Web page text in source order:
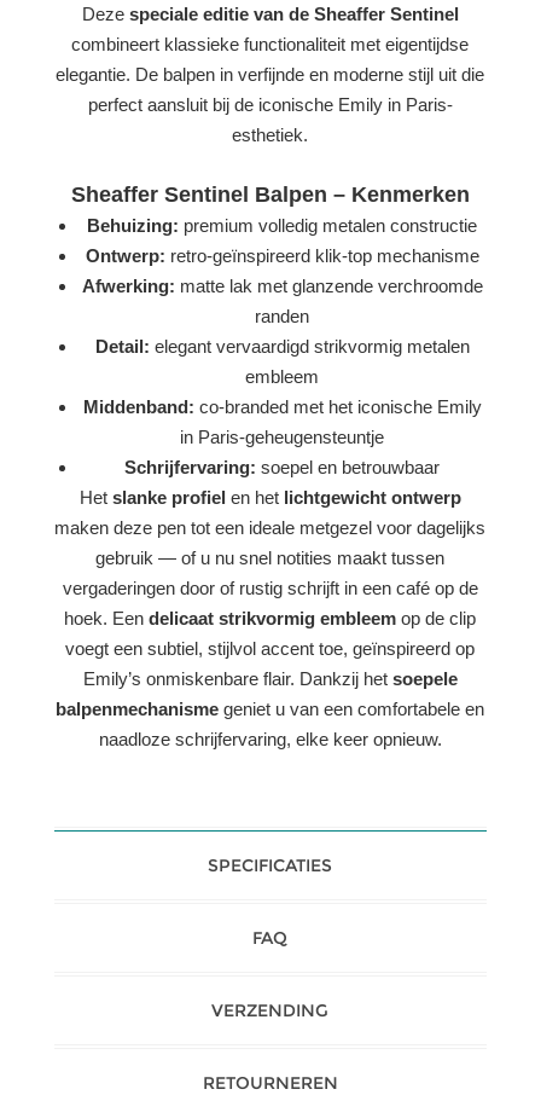
Deze speciale editie van de Sheaffer Sentinel
combineert klassieke functionaliteit met eigentijdse
elegantie. De balpen in verfijnde en moderne stijl uit die
perfect aansluit bij de iconische Emily in Paris-
esthetiek.
Sheaffer Sentinel Balpen – Kenmerken
Behuizing: premium volledig metalen constructie
Ontwerp: retro-geïnspireerd klik-top mechanisme
Afwerking: matte lak met glanzende verchroomde
randen
Detail: elegant vervaardigd strikvormig metalen
embleem
Middenband: co-branded met het iconische Emily
in Paris-geheugensteuntje
Schrijfervaring: soepel en betrouwbaar
Het slanke profiel en het lichtgewicht ontwerp
maken deze pen tot een ideale metgezel voor dagelijks
gebruik — of u nu snel notities maakt tussen
vergaderingen door of rustig schrijft in een café op de
hoek. Eendelicaat strikvormig embleem op de clip
voegt een subtiel, stijlvol accent toe, geïnspireerd op
Emily’s onmiskenbare flair. Dankzij het soepele
balpenmechanisme geniet u van een comfortabele en
naadloze schrijfervaring, elke keer opnieuw.
SPECIFICATIES
FAQ
VERZENDING
RETOURNEREN